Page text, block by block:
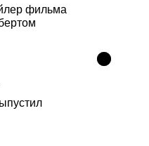
фильма